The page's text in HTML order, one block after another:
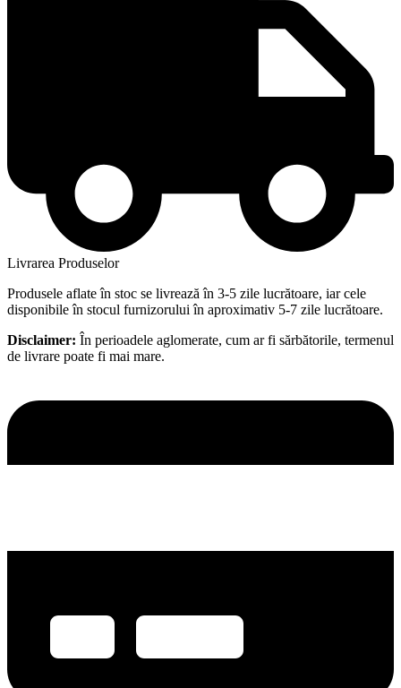
Livrarea Produselor
Produsele aflate în stoc se livrează în 3-5 zile lucrătoare, iar cele
disponibile în stocul furnizorului în aproximativ 5-7 zile lucrătoare.
Disclaimer: În perioadele aglomerate, cum ar fi sărbătorile, termenul
de livrare poate fi mai mare.